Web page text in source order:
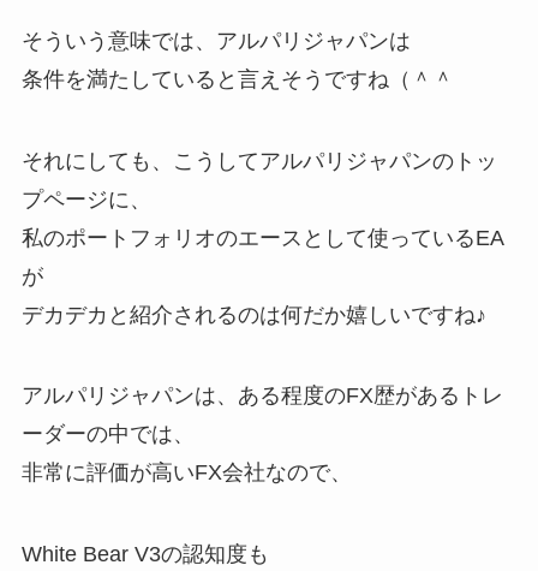
そういう意味では、アルパリジャパンは
条件を満たしていると言えそうですね（＾＾
それにしても、こうしてアルパリジャパンのトッ
プページに、
私のポートフォリオのエースとして使っているEA
が
デカデカと紹介されるのは何だか嬉しいですね♪
アルパリジャパンは、ある程度のFX歴があるトレ
ーダーの中では、
非常に評価が高いFX会社なので、
White Bear V3の認知度も